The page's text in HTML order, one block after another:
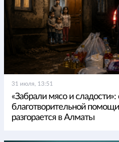
31 июля, 13:51
«Забрали мясо и сладости»:
благотворительной
разгорается в Алматы